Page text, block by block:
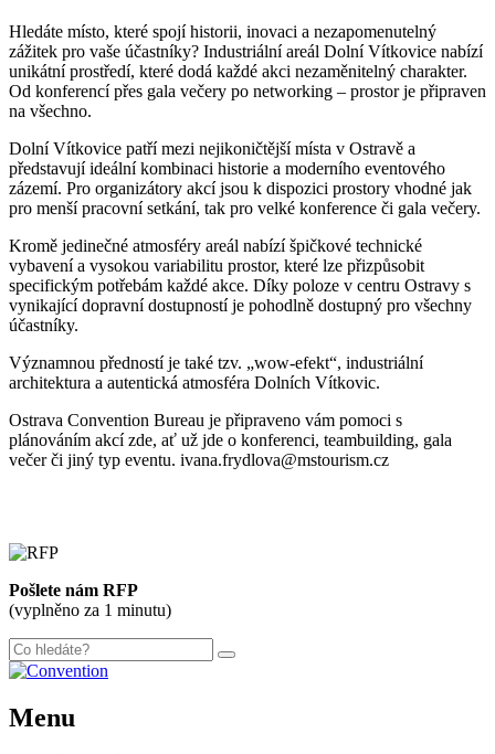
Hledáte místo, které spojí historii, inovaci a nezapomenutelný
zážitek pro vaše účastníky? Industriální areál Dolní Vítkovice nabízí
unikátní prostředí, které dodá každé akci nezaměnitelný charakter.
Od konferencí přes gala večery po networking – prostor je připraven
na všechno.
Dolní Vítkovice patří mezi nejikoničtější místa v Ostravě a
představují ideální kombinaci historie a moderního eventového
zázemí. Pro organizátory akcí jsou k dispozici prostory vhodné jak
pro menší pracovní setkání, tak pro velké konference či gala večery.
Kromě jedinečné atmosféry areál nabízí špičkové technické
vybavení a vysokou variabilitu prostor, které lze přizpůsobit
specifickým potřebám každé akce. Díky poloze v centru Ostravy s
vynikající dopravní dostupností je pohodlně dostupný pro všechny
účastníky.
Významnou předností je také tzv. „wow-efekt“, industriální
architektura a autentická atmosféra Dolních Vítkovic.
Ostrava Convention Bureau je připraveno vám pomoci s
plánováním akcí zde, ať už jde o konferenci, teambuilding, gala
večer či jiný typ eventu. ivana.frydlova@mstourism.cz
Pošlete nám RFP
(vyplněno za 1 minutu)
Menu